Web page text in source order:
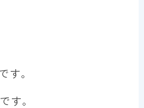
です。